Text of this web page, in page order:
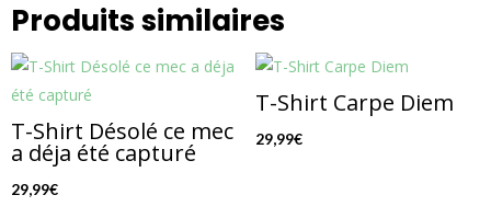
Produits similaires
T-Shirt Désolé ce mec
a déja été capturé
29,99€
T-Shirt Carpe Diem
29,99€